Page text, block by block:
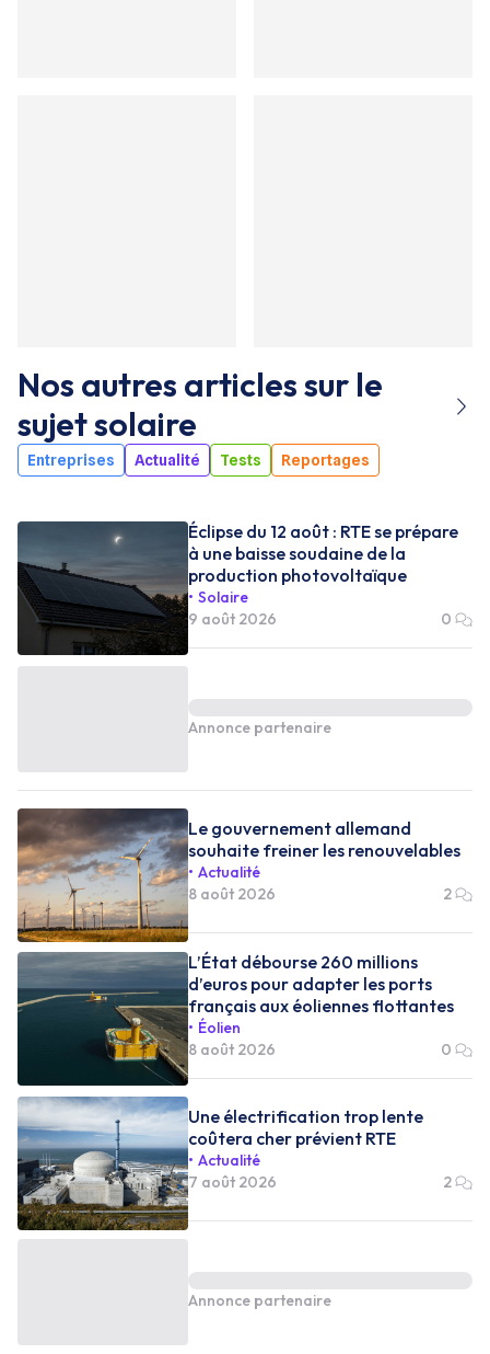
Nos autres articles sur le
sujetsolaire
Entreprises Actualité Tests Reportages
Éclipse du 12 août : RTE se prépare
à une baisse soudaine de la
production photovoltaïque
Solaire
9 août 2026
0
Annonce partenaire
Le gouvernement allemand
souhaite freiner les renouvelables
Actualité
8 août 2026
2
L’État débourse 260 millions
d’euros pour adapter les ports
français aux éoliennes flottantes
Éolien
8 août 2026
0
Une électrification trop lente
coûtera cher prévient RTE
Actualité
7 août 2026
2
Annonce partenaire